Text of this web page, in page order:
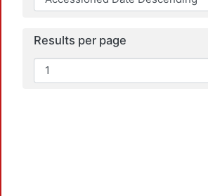
Results per page